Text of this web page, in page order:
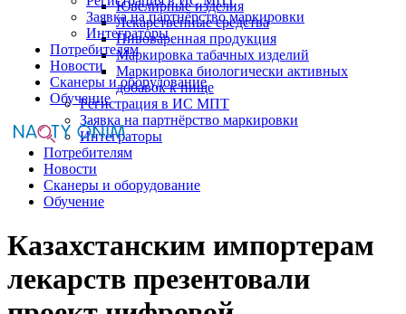
Заявка на партнёрство маркировки
Интеграторы
Потребителям
Новости
Сканеры и оборудование
Обучение
Ювелирные изделия
Лекарственные средства
Пивоваренная продукция
Маркировка табачных изделий
Маркировка биологически активных
добавок к пище
Регистрация в ИС МПТ
Заявка на партнёрство маркировки
Интеграторы
Потребителям
Новости
Сканеры и оборудование
Обучение
Казахстанским импортерам
лекарств презентовали